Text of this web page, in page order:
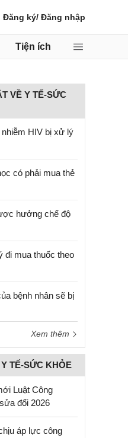
Đăng ký/ Đăng nhập
Tiện ích
VỀ Y TẾ-SỨC
HIV bị xử lý
có phải mua thẻ
hưởng chế độ
đi mua thuốc theo
bệnh nhân sẽ bị
Xem thêm
TẾ-SỨC KHỎE
Luật Công
đổi 2026
áp lực công